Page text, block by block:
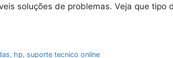
soluções de problemas. Veja que tipo
, hp, suporte tecnico online